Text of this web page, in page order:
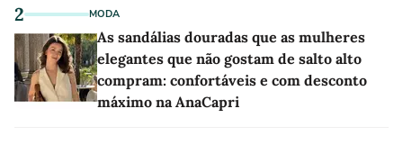
2 MODA
As sandálias douradas que as mulheres
elegantes que não gostam de salto alto
compram: confortáveis e com desconto
máximo na AnaCapri